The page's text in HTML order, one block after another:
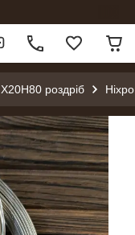
Х20Н80 роздріб